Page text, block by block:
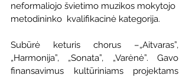
neformaliojo švietimo muzikos mokytojo
metodininko  kvalifikacinė kategorija.
Subūrė keturis chorus –„Aitvaras”,
„Harmonija”, „Sonata”, „Varėnė”. Gavo
finansavimus kultūriniams projektams